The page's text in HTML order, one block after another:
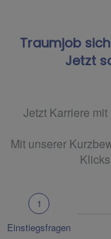
Traumjob
Jetzt
Jetzt Karriere
Mit unserer
1
Einstiegsfragen